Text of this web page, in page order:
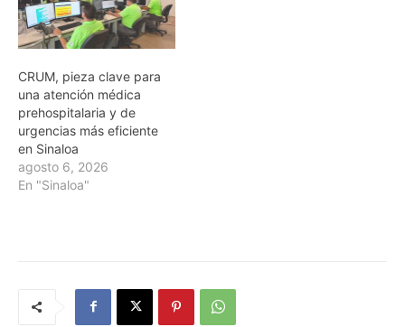
CRUM, pieza clave para
una atención médica
prehospitalaria y de
urgencias más eficiente
en Sinaloa
agosto 6, 2026
En "Sinaloa"